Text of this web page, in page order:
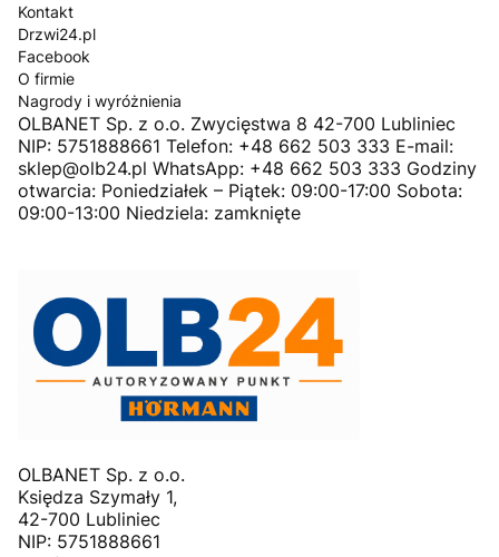
Kontakt
Drzwi24.pl
Facebook
O firmie
Nagrody i wyróżnienia
OLBANET Sp. z o.o. Zwycięstwa 8 42-700 Lubliniec
NIP: 5751888661 Telefon: +48 662 503 333 E-mail:
sklep@olb24.pl WhatsApp: +48 662 503 333 Godziny
otwarcia: Poniedziałek – Piątek: 09:00-17:00 Sobota:
09:00-13:00 Niedziela: zamknięte
OLBANET Sp. z o.o.
Księdza Szymały 1,
42-700 Lubliniec
NIP: 5751888661